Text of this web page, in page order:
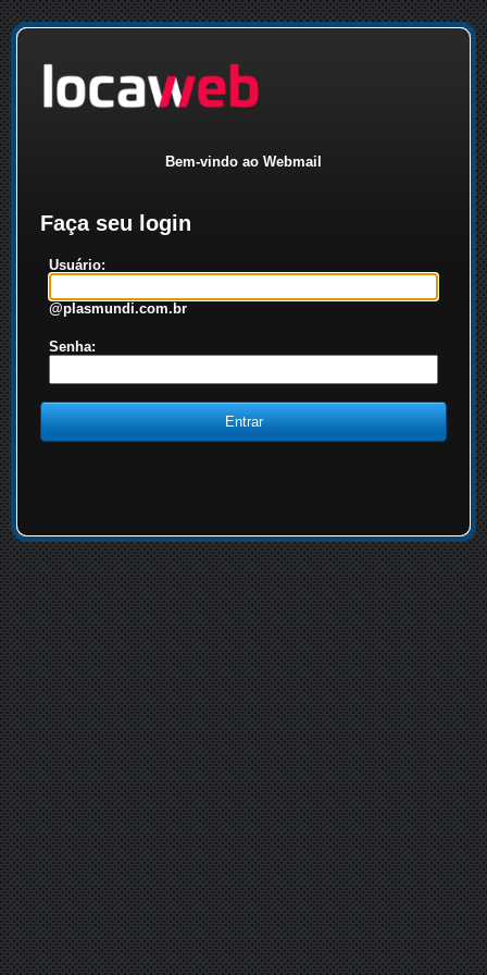
Bem-vindo ao Webmail
Faça seu login
Usuário:
@plasmundi.com.br
Senha: